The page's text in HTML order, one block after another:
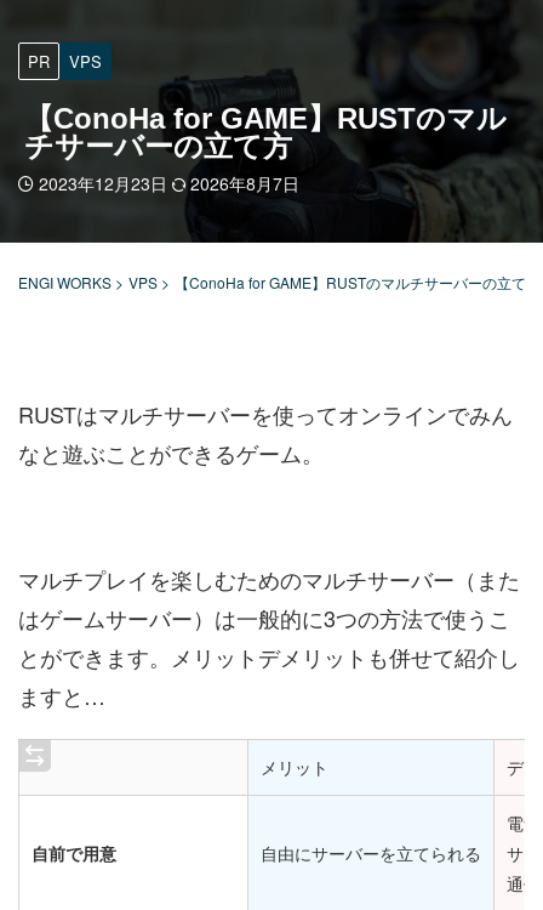
PR VPS
【ConoHa for GAME】RUSTのマル
チサーバーの立て方
2023年12月23日 2026年8月7日
ENGI WORKS > VPS > 【ConoHa for GAME】RUSTのマルチサーバーの立て方
RUSTはマルチサーバーを使ってオンラインでみん
なと遊ぶことができるゲーム。
マルチプレイを楽しむためのマルチサーバー（また
はゲームサーバー）は一般的に3つの方法で使うこ
とができます。メリットデメリットも併せて紹介し
ますと…
メリット デ
自前で用意 自由にサーバーを立てられる
電
サ
通